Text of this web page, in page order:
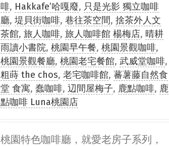
啡, Hakkafe’哈嘎廢, 只是光影 獨立咖啡
廳, 堤貝街咖啡, 巷往茶空間, 捨茶外人文
茶館, 旅人咖啡, 旅人咖啡館 楊梅店, 晴耕
雨讀小書院, 桃園早午餐, 桃園景觀咖啡,
桃園景觀餐廳, 桃園老宅餐館, 武威堂咖啡,
粗蒔 the chos, 老宅咖啡館, 蕃薯藤自然食
堂 食寓, 蠢咖啡, 辺間屋梅子, 鹿點咖啡, 鹿
點咖啡 Luna桃園店
桃園特色咖啡廳，就愛老房子系列，